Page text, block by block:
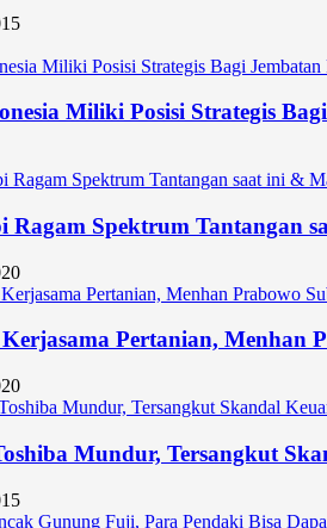
Miliki Posisi Strategis
Ragam Spektrum Tantangan
Pertanian, Menhan
Mundur, Tersangkut